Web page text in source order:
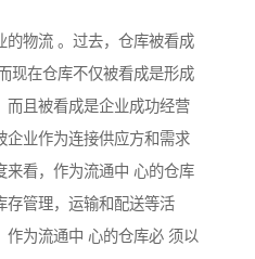
的物流 。过去，仓库被看成
现在仓库不仅被看成是形成
而且被看成是企业成功经营
企业作为连接供应方和需求
来看，作为流通中 心的仓库
存管理，运输和配送等活
作为流通中 心的仓库必 须以